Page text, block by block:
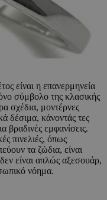
είναι η επανερμηνεία
σύμβολο της κλασικής
σχέδια, μοντέρνες
δέσιμα, κάνοντάς τες
βραδινές εμφανίσεις.
πινελιές, όπως
τα ζώδια, είναι
είναι απλώς αξεσουάρ,
νόημα.